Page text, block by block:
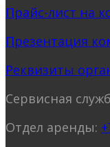
Прайс-лист на
Презентация
Реквизиты
Сервисная
Отдел аренды: